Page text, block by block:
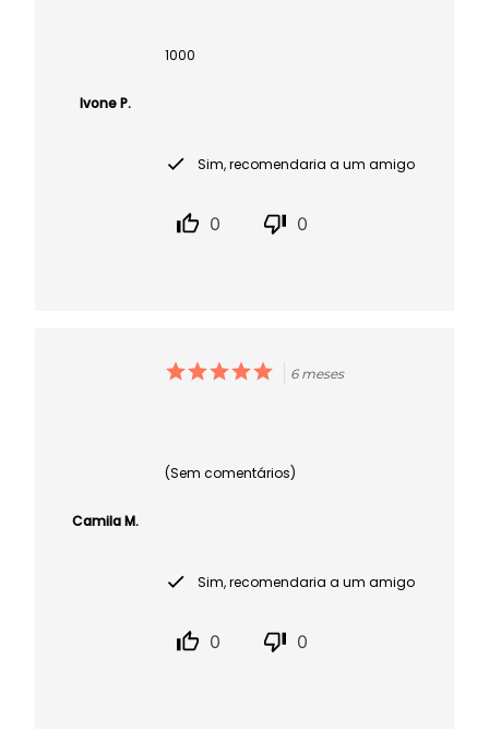
Ivone P.
1000
Sim, recomendaria a um amigo
0 0
Camila M.
6 meses
(Sem comentários)
Sim, recomendaria a um amigo
0 0